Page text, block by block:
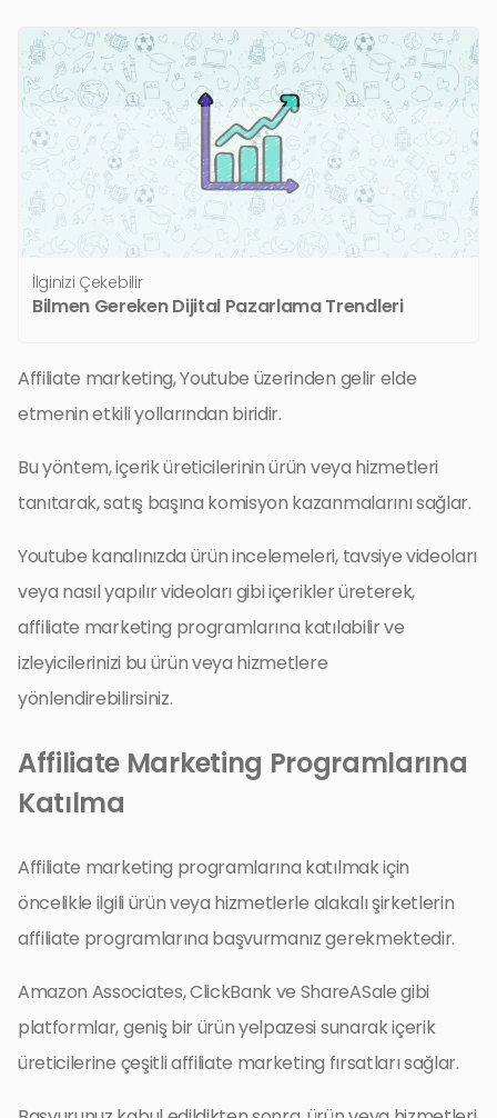
İlginizi Çekebilir
Bilmen Gereken Dijital Pazarlama Trendleri
Affiliate marketing, Youtube üzerinden gelir elde
etmenin etkili yollarından biridir.
Bu yöntem, içerik üreticilerinin ürün veya hizmetleri
tanıtarak, satış başına komisyon kazanmalarını sağlar.
Youtube kanalınızda ürün incelemeleri, tavsiye videoları
veya nasıl yapılır videoları gibi içerikler üreterek,
affiliate marketing programlarına katılabilir ve
izleyicilerinizi bu ürün veya hizmetlere
yönlendirebilirsiniz.
Affiliate Marketing Programlarına
Katılma
Affiliate marketing programlarına katılmak için
öncelikle ilgili ürün veya hizmetlerle alakalı şirketlerin
affiliate programlarına başvurmanız gerekmektedir.
Amazon Associates, ClickBank ve ShareASale gibi
platformlar, geniş bir ürün yelpazesi sunarak içerik
üreticilerine çeşitli affiliate marketing fırsatları sağlar.